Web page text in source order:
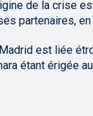
de la crise
partenaires, en
est liée
étant érigée